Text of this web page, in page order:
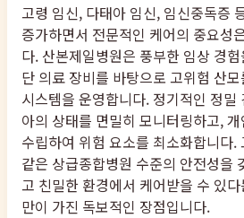
고령 임신, 다태아 임신, 임신중독증
증가하면서 전문적인 케어의 중요성
다. 산본제일병원은 풍부한 임상 경
단 의료 장비를 바탕으로 고위험 산
시스템을 운영합니다. 정기적인 정밀
아의 상태를 면밀히 모니터링하고,
수립하여 위험 요소를 최소화합니다
같은 상급종합병원 수준의 안전성을
고 친밀한 환경에서 케어받을 수 있
만이 가진 독보적인 장점입니다.